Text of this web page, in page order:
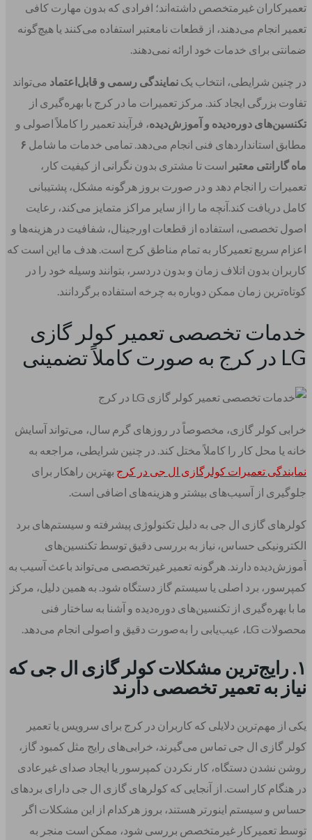
تعمیرکاران غیرمتخصص داشته‌اند؛ افرادی که بدون مهارت کافی
تعمیر انجام می‌دهند، از قطعات نامعتبر استفاده می‌کنند یا هیچ‌گونه
ضمانتی برای خدمات خود ارائه نمی‌دهند.
در چنین شرایطی، انتخاب یک نمایندگی رسمی و قابل‌اعتماد می‌تواند
تفاوت بزرگی ایجاد کند. مرکز تعمیرات ما در کرج با بهره‌گیری از
تکنسین‌های دوره‌دیده و آموزش‌دیده، فرآیند تعمیر را کاملاً اصولی و
مطابق استانداردهای فنی انجام می‌دهد. تمامی خدمات ما شامل ۶
ماه گارانتی معتبر است تا مشتری بدون نگرانی از کیفیت کار،
تعمیرات را انجام دهد و در صورت بروز هرگونه مشکل، پشتیبانی
کامل دریافت کند.آنچه ما را از سایر مراکز متمایز می‌کند، رعایت
اصول تخصصی، استفاده از قطعات اورجینال، شفافیت در هزینه‌ها و
اعزام سریع تعمیرکار به تمام مناطق کرج است. هدف ما این است که
کاربران بدون اتلاف زمان و بدون دردسر، بتوانند وسیله خود را در
کوتاه‌ترین زمان ممکن دوباره به چرخه استفاده برگردانند.
خدمات تخصصی تعمیر کولر گازی
LG در کرج به صورت کاملاً تضمینی
خرابی کولر گازی، مخصوصاً در روزهای گرم سال، می‌تواند آسایش
خانه یا محل کار را کاملاً مختل کند. در چنین شرایطی، مراجعه به
نمایندگی تعمیرات کولرگازی ال جی در کرج بهترین راهکار برای
جلوگیری از آسیب‌های بیشتر و هزینه‌های اضافی است.
کولرهای گازی ال جی به دلیل تکنولوژی پیشرفته و سیستم‌های برد
الکترونیکی حساس، نیاز به بررسی دقیق توسط تکنسین‌های
آموزش‌دیده دارند. هرگونه تعمیر غیرتخصصی می‌تواند باعث آسیب به
کمپرسور، برد اصلی یا سیستم گاز دستگاه شود. به همین دلیل، مرکز
ما با بهره‌گیری از تکنسین‌های دوره‌دیده و آشنا به ساختار فنی
محصولات LG، عیب‌یابی را به‌صورت دقیق و اصولی انجام می‌دهد.
۱. رایج‌ترین مشکلات کولر گازی ال جی که
نیاز به تعمیر تخصصی دارند
یکی از مهم‌ترین دلایلی که کاربران در کرج برای سرویس یا تعمیر
کولر گازی ال جی تماس می‌گیرند، خرابی‌های رایج مثل کمبود گاز،
روشن نشدن دستگاه، کار نکردن کمپرسور یا ایجاد صدای غیرعادی
در هنگام کار است. از آنجایی که کولرهای گازی ال جی دارای بردهای
حساس و سیستم اینورتر هستند، بروز هرکدام از این مشکلات اگر
توسط تعمیرکار غیرمتخصص بررسی شود، ممکن است منجر به